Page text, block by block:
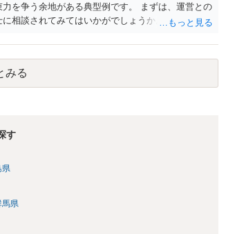
を争う余地がある典型例です。 まずは、運営との
相談されてみてはいかがでしょうか。 また同時並
みる
す
県
馬県